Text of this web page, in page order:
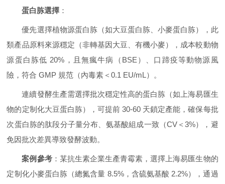
蛋白胨選擇 ：
優先選擇植物源蛋白胨（如大豆蛋白胨、小麥蛋白胨），此
類產品原料來源穩定（非轉基因大豆、有機小麥），成本較動物
源蛋白胨低 20%，且無瘋牛病（BSE）、口蹄疫等動物源風
險，符合 GMP 規范（內毒素＜0.1 EU/mL）。
連續發酵生產需選擇批次穩定性高的蛋白胨（如上海易匯生
物的定制化大豆蛋白胨），可提前 30-60 天鎖定產能，確保每批
次蛋白胨的肽段分子量分布、氨基酸組成一致（CV＜3%），避
免因批次差異導致發酵波動。
案例參考：某抗生素企業生產青霉素，選擇上海易匯生物的
定制化小麥蛋白胨（總氮含量 8.5%，含硫氨基酸 2.2%），通過